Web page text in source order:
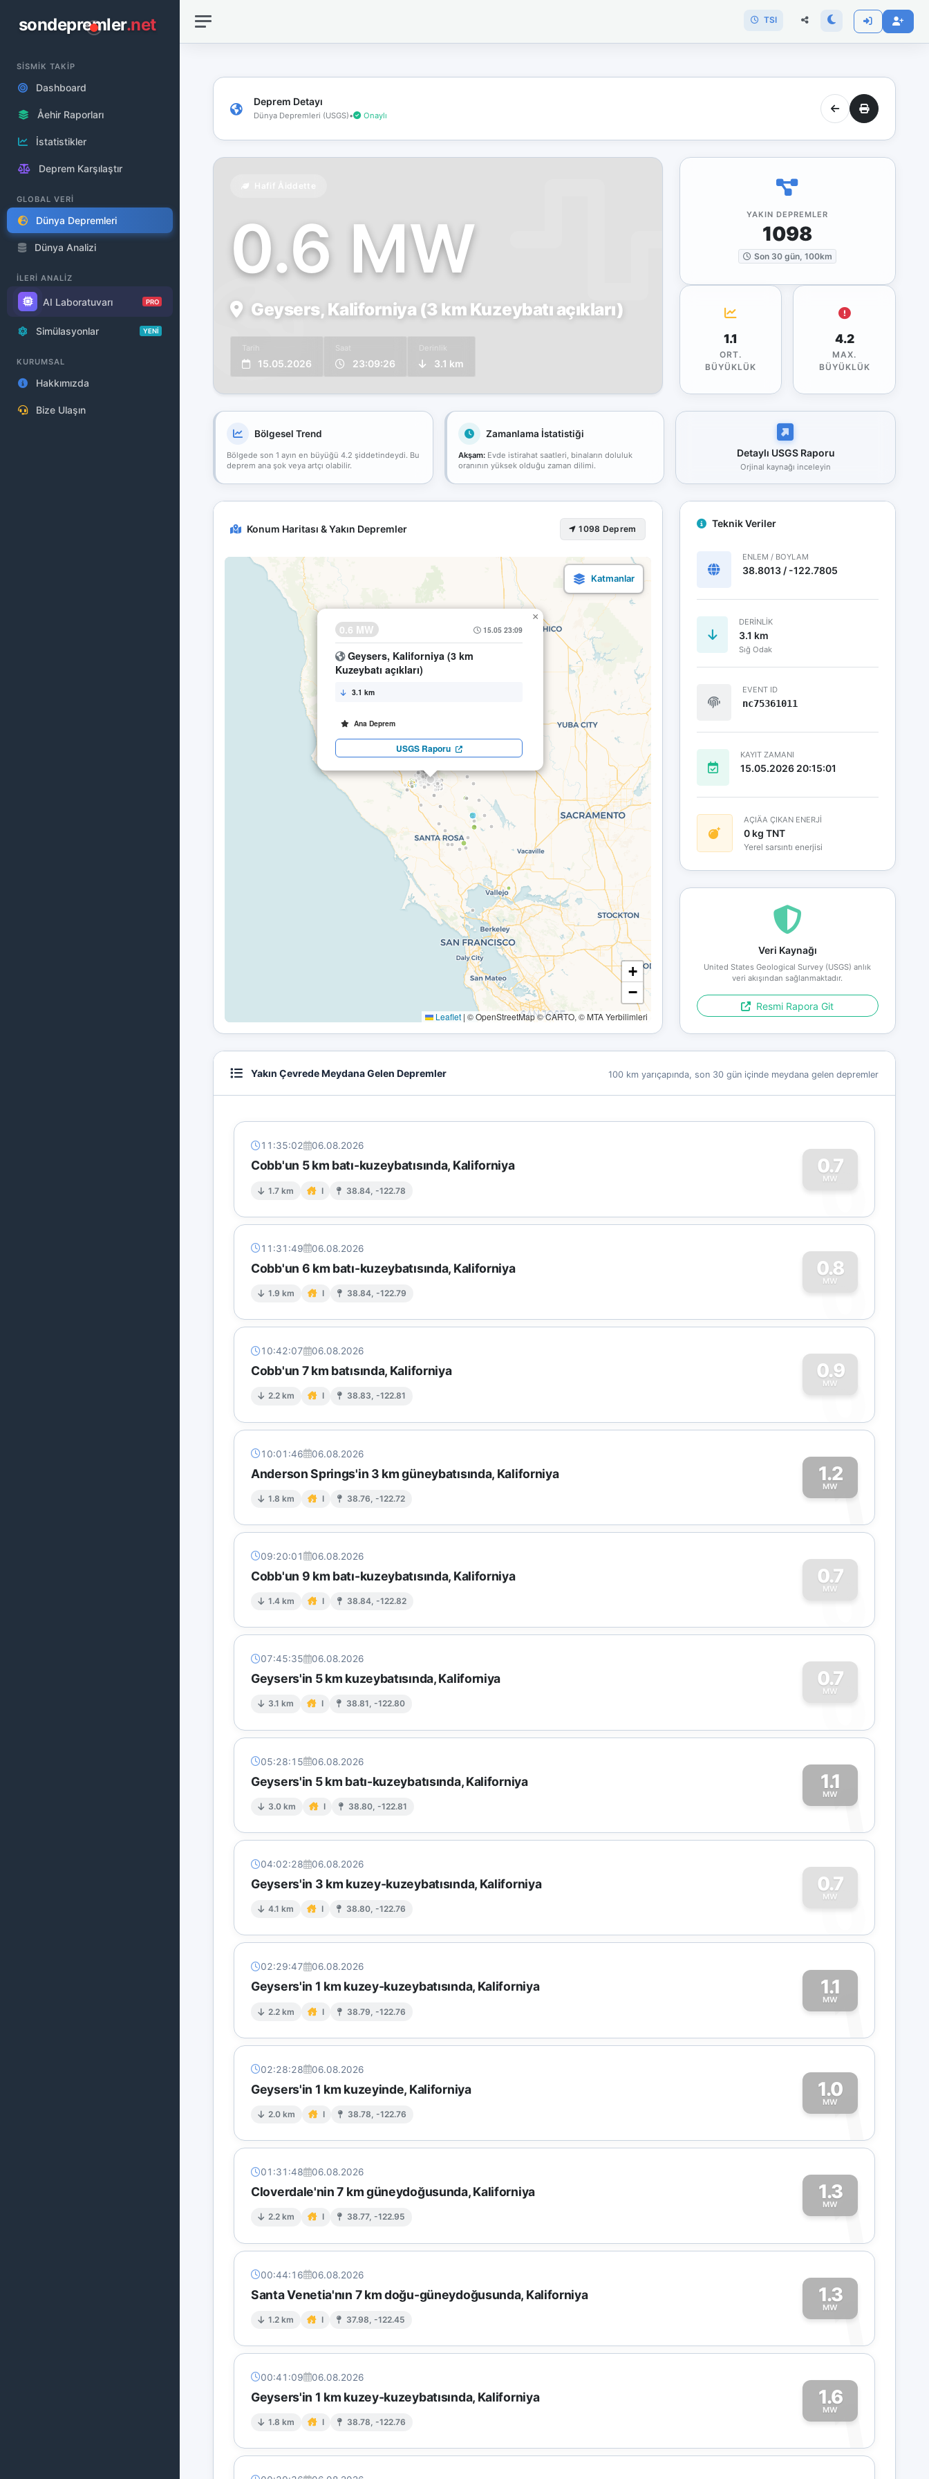
sondepremler.net
SİSMİK TAKİP
Dashboard
Åehir Raporları
İstatistikler
Deprem Karşılaştır
GLOBAL VERİ
Dünya Depremleri
Dünya Analizi
İLERİ ANALİZ
AI Laboratuvarı PRO
Simülasyonlar YENİ
KURUMSAL
Hakkımızda
Bize Ulaşın
TSI
Deprem Detayı
Dünya Depremleri (USGS)• Onaylı
0.6 MW
Geysers, Kaliforniya (3 km Kuzeybatı açıkları)
Tarih
15.05.2026
Saat
23:09:26
Derinlik
3.1 km
YAKIN DEPREMLER
1098
Son 30 gün, 100km
1.1
ORT.
BÜYÜKLÜK
4.2
MAX.
BÜYÜKLÜK
Bölgesel Trend
Bölgede son 1 ayın en büyüğü 4.2 şiddetindeydi. Bu
deprem ana şok veya artçı olabilir.
Zamanlama İstatistiği
Akşam:Evde istirahat saatleri, binaların doluluk
oranının yüksek olduğu zaman dilimi.
Detaylı USGS Raporu
Orjinal kaynağı inceleyin
Konum Haritası & Yakın Depremler 1098 Deprem
0.6 MW 15.05 23:09
Geysers, Kaliforniya (3 km
Kuzeybatı açıkları)
3.1 km
Ana Deprem
USGS Raporu
×
+
−
Leaflet | © OpenStreetMap © CARTO, © MTA Yerbilimleri
Teknik Veriler
ENLEM / BOYLAM
38.8013 / -122.7805
DERINLIK
3.1 km
Sığ Odak
EVENT ID
nc75361011
KAYIT ZAMANI
15.05.2026 20:15:01
AÇIÄA ÇIKAN ENERJİ
0 kg TNT
Yerel sarsıntı enerjisi
Veri Kaynağı
United States Geological Survey (USGS) anlık
veri akışından sağlanmaktadır.
Resmi Rapora Git
Yakın Çevrede Meydana Gelen Depremler 100 km yarıçapında, son 30 gün içinde meydana gelen depremler
11:35:02 06.08.2026
Cobb'un 5 km batı-kuzeybatısında, Kaliforniya
1.7 km I 38.84, -122.78
0.7
MW
0
11:31:49 06.08.2026
Cobb'un 6 km batı-kuzeybatısında, Kaliforniya
1.9 km I 38.84, -122.79
0.8
MW
0
10:42:07 06.08.2026
Cobb'un 7 km batısında, Kaliforniya
2.2 km I 38.83, -122.81
0.9
MW
0
10:01:46 06.08.2026
Anderson Springs'in 3 km güneybatısında, Kaliforniya
1.8 km I 38.76, -122.72
1.2
MW
1
09:20:01 06.08.2026
Cobb'un 9 km batı-kuzeybatısında, Kaliforniya
1.4 km I 38.84, -122.82
0.7
MW
0
07:45:35 06.08.2026
Geysers'in 5 km kuzeybatısında, Kaliforniya
3.1 km I 38.81, -122.80
0.7
MW
0
05:28:15 06.08.2026
Geysers'in 5 km batı-kuzeybatısında, Kaliforniya
3.0 km I 38.80, -122.81
1.1
MW
1
04:02:28 06.08.2026
Geysers'in 3 km kuzey-kuzeybatısında, Kaliforniya
4.1 km I 38.80, -122.76
0.7
MW
0
02:29:47 06.08.2026
Geysers'in 1 km kuzey-kuzeybatısında, Kaliforniya
2.2 km I 38.79, -122.76
1.1
MW
1
02:28:28 06.08.2026
Geysers'in 1 km kuzeyinde, Kaliforniya
2.0 km I 38.78, -122.76
1.0
MW
1
01:31:48 06.08.2026
Cloverdale'nin 7 km güneydoğusunda, Kaliforniya
2.2 km I 38.77, -122.95
1.3
MW
1
00:44:16 06.08.2026
Santa Venetia'nın 7 km doğu-güneydoğusunda, Kaliforniya
1.2 km I 37.98, -122.45
1.3
MW
1
00:41:09 06.08.2026
Geysers'in 1 km kuzey-kuzeybatısında, Kaliforniya
1.8 km I 38.78, -122.76
1.6
MW
1
bağlantınız